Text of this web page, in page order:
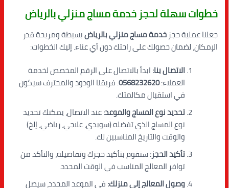
خطوات سهلة لحجز خدمة مساج منزلي بالرياض
جعلنا عملية حجزخدمة مساج منزلي بالرياضبسيطة ومريحة قدر
الإمكان، لضمان حصولك على راحتك دون أي عناء. إليك الخطوات:
الاتصال بنا:ابدأ بالاتصال على الرقم المخصص لخدمة
العملاء:0568232620. فريقنا الودود والمحترف سيكون
في استقبال مكالمتك.
تحديد نوع المساج والموعد:عند الاتصال، يمكنك تحديد
نوع المساج الذي تفضله (سويدي، علاجي، رياضي، إلخ)
والوقت والتاريخ المناسبين لك.
تأكيد الحجز:سنقوم بتأكيد حجزك وتفاصيله، والتأكد من
توافر المعالج المناسب في الوقت المحدد.
وصول المعالج إلى منزلك:في الموعد المحدد، سيصل